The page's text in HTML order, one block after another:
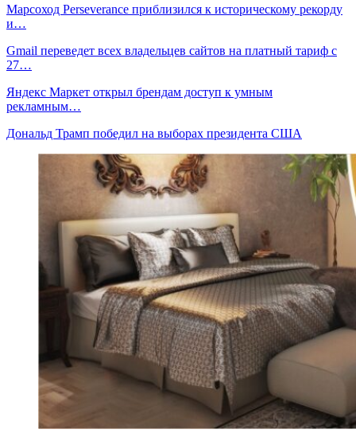
Марсоход Perseverance приблизился к историческому рекорду
и…
Gmail переведет всех владельцев сайтов на платный тариф с
27…
Яндекс Маркет открыл брендам доступ к умным
рекламным…
Дональд Трамп победил на выборах президента США